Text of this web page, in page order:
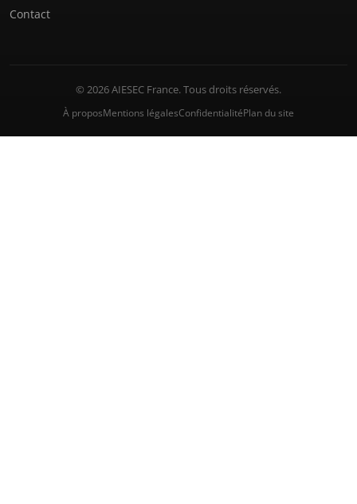
Contact
© 2026 AIESEC France. Tous droits réservés.
À proposMentions légalesConfidentialitéPlan du site